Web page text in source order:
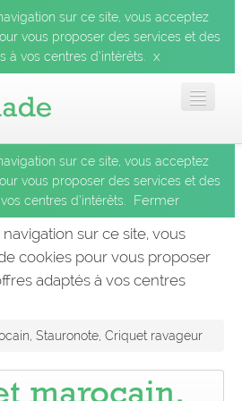
sur ce site, vous acceptez
vous proposer des services et des
à vos centres d’intérêts.
x
Accueil
Les balades
Les espèces
Le blog
sur ce site, vous acceptez
vous proposer des services et des
centres d’intérêts.
Fermer
sur ce site, vous
cookies pour vous proposer
adaptés à vos centres
Stauronote, Criquet ravageur